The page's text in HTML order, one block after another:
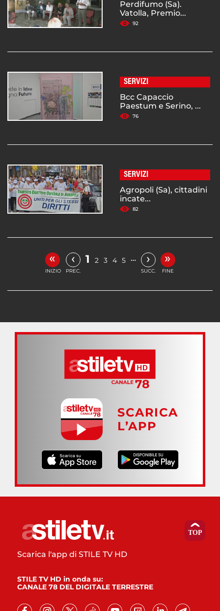
Perdifumo (Sa).
Vatolla, Premio...
92
SERVIZI
Bcc Capaccio
Paestum e Serino, ...
76
SERVIZI
Agropoli (Sa), cittadini
incate...
82
«
INIZIO
‹
PREC.
1 2 3 4 5 … ›
SUCC.
»
FINE
SCARICA
L’APP
Scarica l'app di STILE TV HD
STILE TV HD in onda su:
CANALE 78 DEL DIGITALE TERRESTRE